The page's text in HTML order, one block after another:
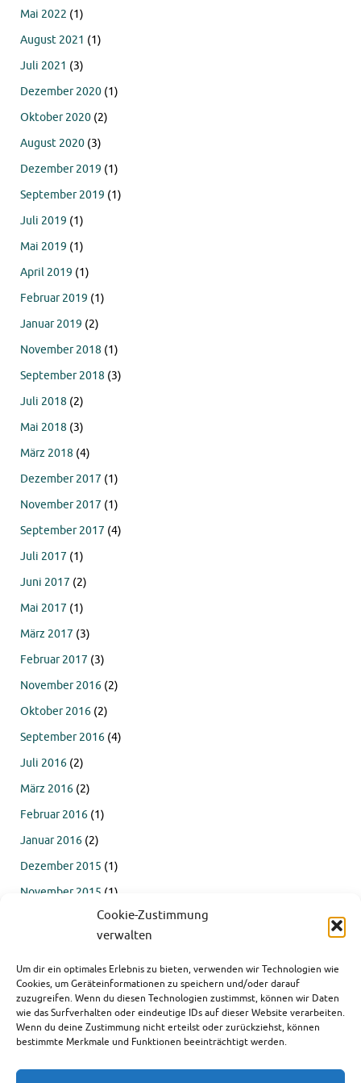
Cookie-Zustimmung
verwalten
Um dir ein optimales Erlebnis zu bieten, verwenden wir Technologien wie
Cookies, um Geräteinformationen zu speichern und/oder darauf
zuzugreifen. Wenn du diesen Technologien zustimmst, können wir Daten
wie das Surfverhalten oder eindeutige IDs auf dieser Website verarbeiten.
Wenn du deine Zustimmung nicht erteilst oder zurückziehst, können
bestimmte Merkmale und Funktionen beeinträchtigt werden.
Mai 2022 (1)
August 2021 (1)
Juli 2021 (3)
Dezember 2020 (1)
Oktober 2020 (2)
August 2020 (3)
Dezember 2019 (1)
September 2019 (1)
Juli 2019 (1)
Mai 2019 (1)
April 2019 (1)
Februar 2019 (1)
Januar 2019 (2)
November 2018 (1)
September 2018 (3)
Juli 2018 (2)
Mai 2018 (3)
März 2018 (4)
Dezember 2017 (1)
November 2017 (1)
September 2017 (4)
Juli 2017 (1)
Juni 2017 (2)
Mai 2017 (1)
März 2017 (3)
Februar 2017 (3)
November 2016 (2)
Oktober 2016 (2)
September 2016 (4)
Juli 2016 (2)
März 2016 (2)
Februar 2016 (1)
Januar 2016 (2)
Dezember 2015 (1)
November 2015 (1)
(4)
September 2015 (4)
Juli 2015(2)
Juni 2015 (1)
März 2015
(1)